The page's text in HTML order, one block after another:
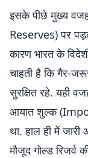
इसके पीछे मुख्य
Reserves) पर
कारण भारत के
चाहती है कि गैर-
सुरक्षित रहे. यही
आयात शुल्क
था. हाल ही में
मौजूद गोल्ड